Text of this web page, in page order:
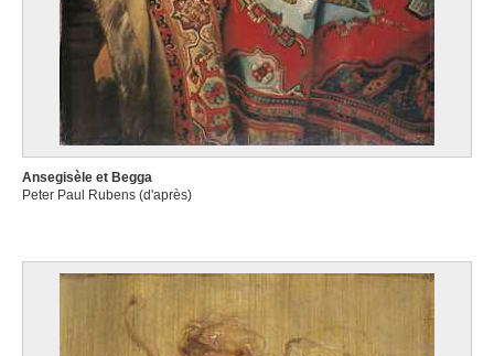
Ansegisèle et Begga
Peter Paul Rubens (d'après)